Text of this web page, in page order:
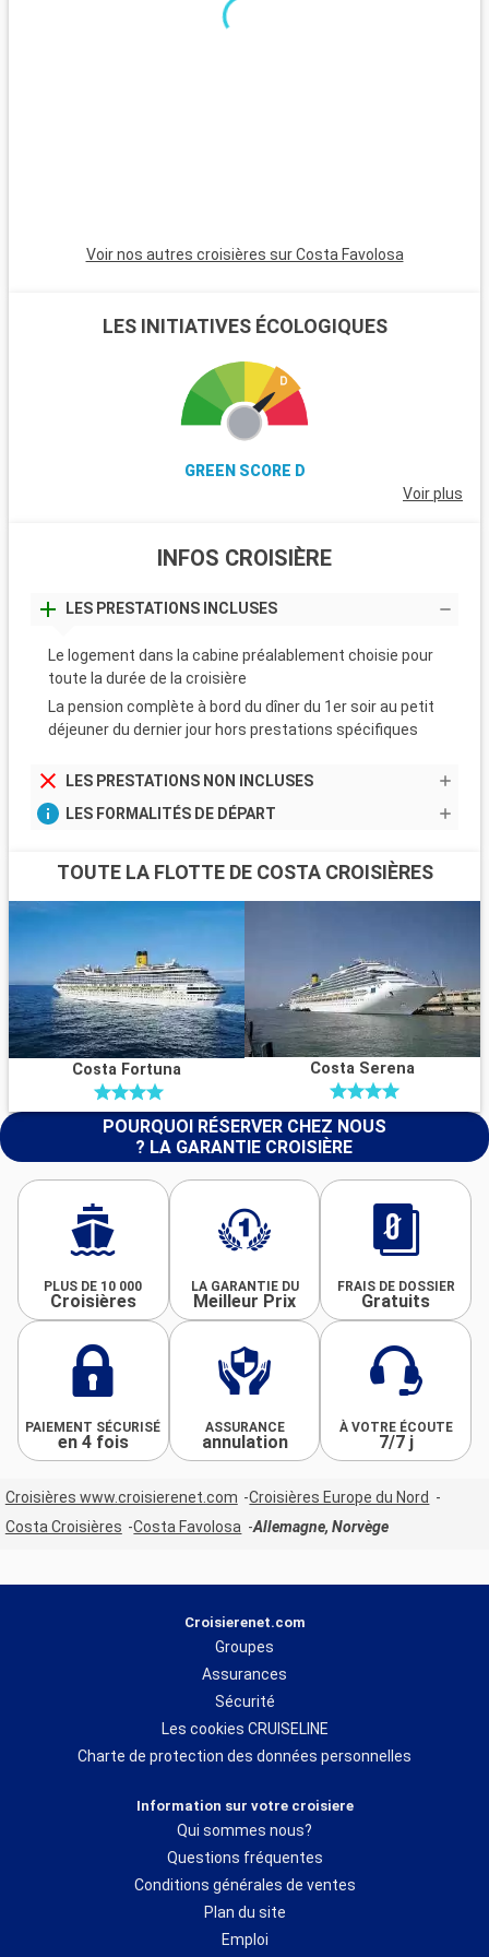
journée en famille, le Heide Park Resort, l'un des plus grands
parcs d'attractions d'Allemagne, est situé à une heure de
Voir nos autres croisières sur Costa Favolosa
LES INITIATIVES ÉCOLOGIQUES
GREEN SCORE D
Voir plus
INFOS CROISIÈRE
LES PRESTATIONS INCLUSES
Le logement dans la cabine préalablement choisie pour
toute la durée de la croisière
La pension complète à bord du dîner du 1er soir au petit
déjeuner du dernier jour hors prestations spécifiques
LES PRESTATIONS NON INCLUSES
LES FORMALITÉS DE DÉPART
TOUTE LA FLOTTE DE COSTA CROISIÈRES
Costa Fortuna Costa Serena
POURQUOI RÉSERVER CHEZ NOUS
? LA GARANTIE CROISIÈRE
PLUS DE 10 000
Croisières
LA GARANTIE DU
Meilleur Prix
FRAIS DE DOSSIER
Gratuits
PAIEMENT SÉCURISÉ
en 4 fois
ASSURANCE
annulation
À VOTRE ÉCOUTE
7/7 j
Croisières www.croisierenet.com
Croisières Europe du Nord
Costa Croisières
Costa Favolosa Allemagne, Norvège
Croisierenet.com
Groupes
Assurances
Sécurité
Les cookies CRUISELINE
Charte de protection des données personnelles
Information sur votre croisiere
Qui sommes nous?
Questions fréquentes
Conditions générales de ventes
Plan du site
Emploi